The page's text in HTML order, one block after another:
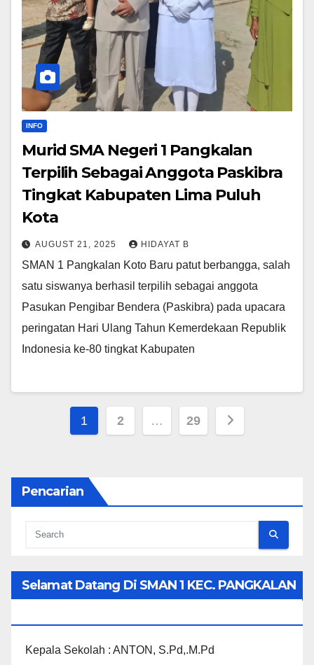
INFO
Murid SMA Negeri 1 Pangkalan
Terpilih Sebagai Anggota Paskibra
Tingkat Kabupaten Lima Puluh
Kota
AUGUST 21, 2025 HIDAYAT B
SMAN 1 Pangkalan Koto Baru patut berbangga, salah
satu siswanya berhasil terpilih sebagai anggota
Pasukan Pengibar Bendera (Paskibra) pada upacara
peringatan Hari Ulang Tahun Kemerdekaan Republik
Indonesia ke-80 tingkat Kabupaten
Posts
1 2 … 29
Pencarian
Selamat Datang Di SMAN 1 KEC. PANGKALAN
Kepala Sekolah : ANTON, S.Pd,.M.Pd